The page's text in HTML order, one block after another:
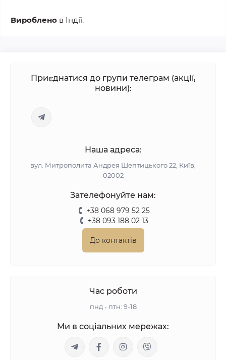
Вироблено в Індії.
Приєднатися до групи телеграм (акції,
новини):
Наша адреса:
вул. Митрополита Андрея Шептицького 22, Київ,
02002
Зателефонуйте нам:
+38 068 979 52 25
+38 093 188 02 13
До контактів
Час роботи
пнд - птн: 9-18
Ми в соціальних мережах: